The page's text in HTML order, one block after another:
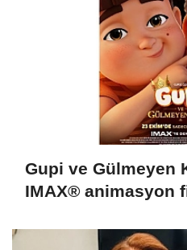
Gupi ve Gülmeyen
IMAX® animasyon